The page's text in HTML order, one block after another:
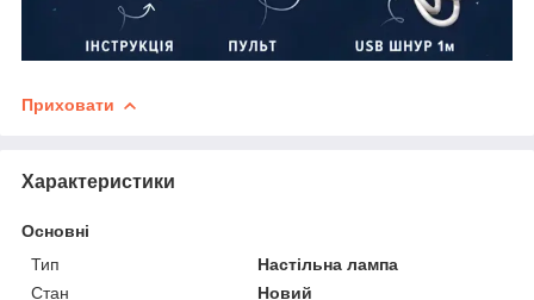
Приховати
Характеристики
Основні
Тип
Настільна лампа
Стан
Новий